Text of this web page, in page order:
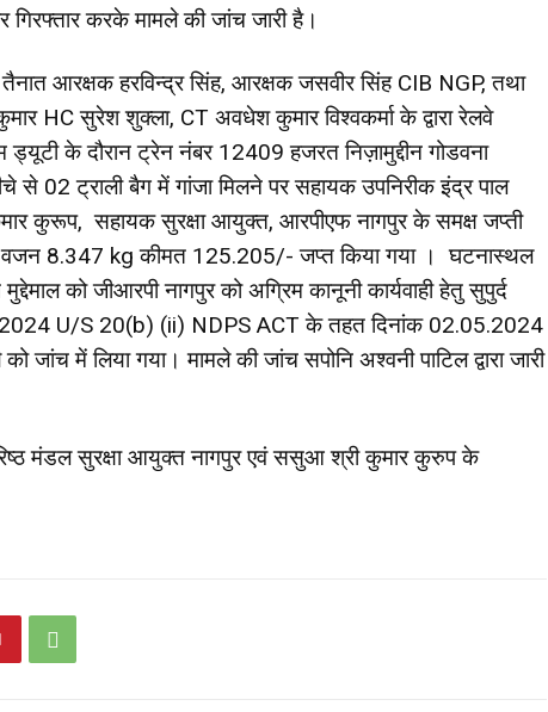
करके मामले की जांच जारी है।
आरक्षक हरविन्द्र सिंह, आरक्षक जसवीर सिंह CIB NGP, तथा
HC सुरेश शुक्ला, CT अवधेश कुमार विश्वकर्मा के द्वारा रेलवे
के दौरान ट्रेन नंबर 12409 हजरत निज़ामुद्दीन गोडवना
से 02 ट्राली बैग में गांजा मिलने पर सहायक उपनिरीक इंद्र पाल
कुरूप, सहायक सुरक्षा आयुक्त, आरपीएफ नागपुर के समक्ष जप्ती
वजन 8.347 kg कीमत 125.205/- जप्त किया गया । घटनास्थल
को जीआरपी नागपुर को अग्रिम कानूनी कार्यवाही हेतु सुपुर्द
2024 U/S 20(b) (ii) NDPS ACT के तहत दिनांक 02.05.2024
जांच में लिया गया। मामले की जांच सपोनि अश्वनी पाटिल द्वारा जारी
मंडल सुरक्षा आयुक्त नागपुर एवं ससुआ श्री कुमार कुरुप के